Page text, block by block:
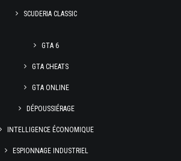
SCUDERIA CLASSIC
GTA 6
GTA CHEATS
GTA ONLINE
DÉPOUSSIÉRAGE
INTELLIGENCE ÉCONOMIQUE
ESPIONNAGE INDUSTRIEL